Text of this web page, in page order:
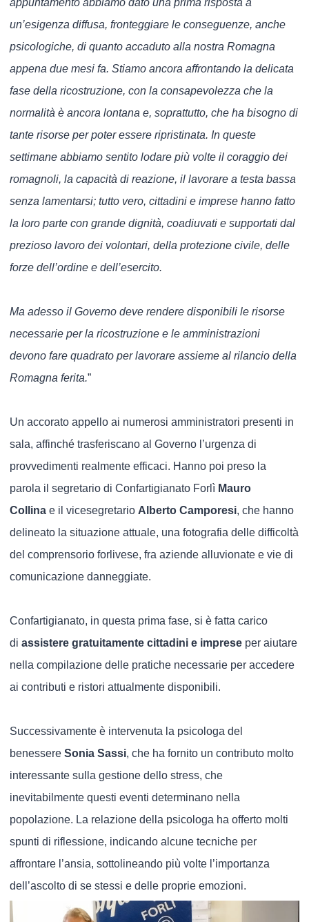
appuntamento abbiamo dato una prima risposta a
un’esigenza diffusa, fronteggiare le conseguenze, anche
psicologiche, di quanto accaduto alla nostra Romagna
appena due mesi fa. Stiamo ancora affrontando la delicata
fase della ricostruzione, con la consapevolezza che la
normalità è ancora lontana e, soprattutto, che ha bisogno di
tante risorse per poter essere ripristinata. In queste
settimane abbiamo sentito lodare più volte il coraggio dei
romagnoli, la capacità di reazione, il lavorare a testa bassa
senza lamentarsi; tutto vero, cittadini e imprese hanno fatto
la loro parte con grande dignità, coadiuvati e supportati dal
prezioso lavoro dei volontari, della protezione civile, delle
forze dell’ordine e dell’esercito.
Ma adesso il Governo deve rendere disponibili le risorse
necessarie per la ricostruzione e le amministrazioni
devono fare quadrato per lavorare assieme al rilancio della
Romagna ferita.”
Un accorato appello ai numerosi amministratori presenti in
sala, affinché trasferiscano al Governo l’urgenza di
provvedimenti realmente efficaci. Hanno poi preso la
parola il segretario di Confartigianato Forlì Mauro
Collina e il vicesegretarioAlberto Camporesi, che hanno
delineato la situazione attuale, una fotografia delle difficoltà
del comprensorio forlivese, fra aziende alluvionate e vie di
comunicazione danneggiate.
Confartigianato, in questa prima fase, si è fatta carico
diassistere gratuitamente cittadini e imprese per aiutare
nella compilazione delle pratiche necessarie per accedere
ai contributi e ristori attualmente disponibili.
Successivamente è intervenuta la psicologa del
benessereSonia Sassi, che ha fornito un contributo molto
interessante sulla gestione dello stress, che
inevitabilmente questi eventi determinano nella
popolazione. La relazione della psicologa ha offerto molti
spunti di riflessione, indicando alcune tecniche per
affrontare l’ansia, sottolineando più volte l’importanza
dell’ascolto di se stessi e delle proprie emozioni.